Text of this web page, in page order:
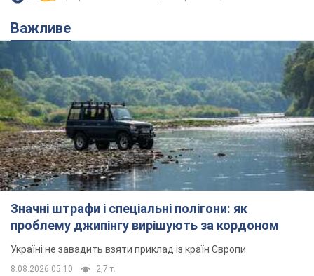
Важливе
Значні штрафи і спеціальні полігони: як
проблему джипінгу вирішують за кордоном
Україні не завадить взяти приклад із країн Європи
8.08.2026 05:10 2,7 т.